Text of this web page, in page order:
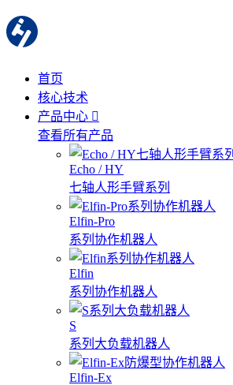
首页
核心技术
产品中心
查看所有产品
Echo / HY
七轴人形手臂系列
Elfin-Pro
系列协作机器人
Elfin
系列协作机器人
S
系列大负载机器人
Elfin-Ex